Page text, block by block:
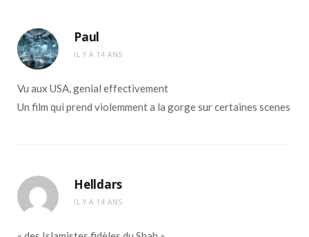
Paul
IL Y A 14 ANS
Vu aux USA, genial effectivement
Un film qui prend violemment a la gorge sur certaines scenes
Helldars
IL Y A 14 ANS